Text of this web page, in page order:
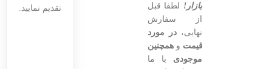
بازار! لطفا قبل
از سفارش
نهایی،در مورد
قیمت وهمچنین
موجودی با ما
تقدیم نمایید.